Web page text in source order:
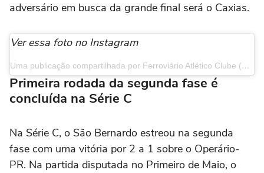
adversário em busca da grande final será o Caxias.
Ver essa foto no Instagram
Uma publicação compartilhada por Ferroviário Atlético Clube (@ferroviarioac)
Primeira rodada da segunda fase é
concluída na Série C
Na Série C, o São Bernardo estreou na segunda
fase com uma vitória por 2 a 1 sobre o Operário-
PR. Na partida disputada no Primeiro de Maio, o